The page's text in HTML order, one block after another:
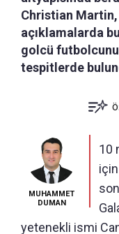
Christian Martin,
açıklamalarda
golcü
tespitlerde
MUHAMMET
DUMAN
10
yetenekli ismi